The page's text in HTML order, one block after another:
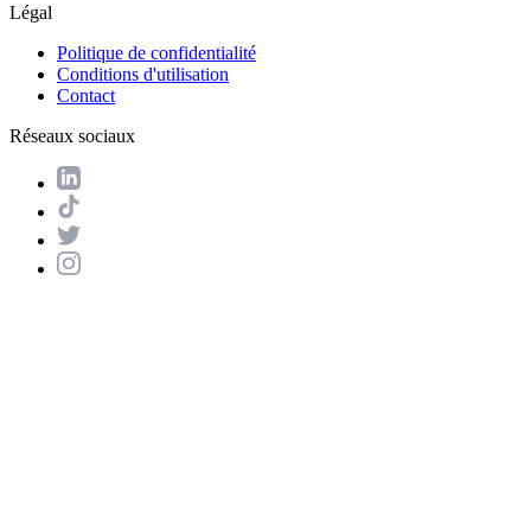
Légal
Politique de confidentialité
Conditions d'utilisation
Contact
Réseaux sociaux